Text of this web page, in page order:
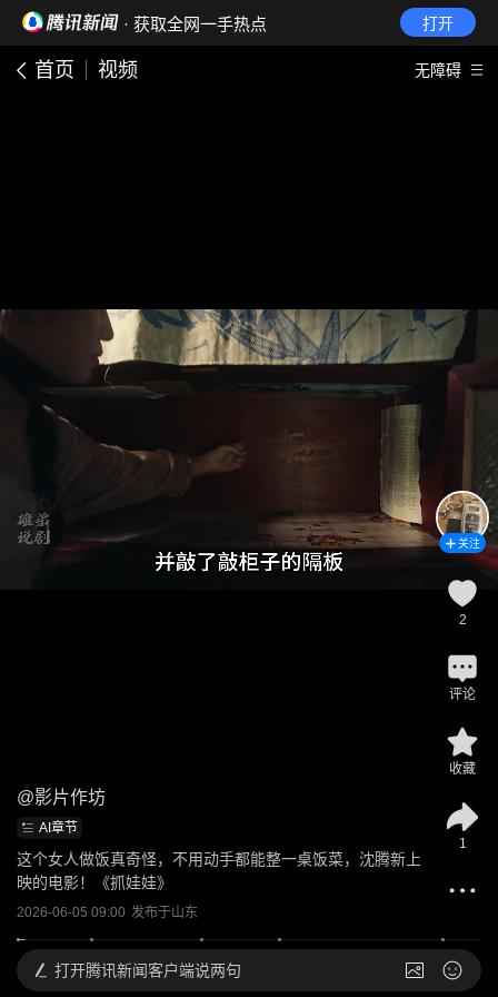
· 获取全网一手热点 打开
首页 视频 无障碍
@影片作坊
AI章节
这个女人做饭真奇怪，不用动手都能整一桌饭菜，沈腾新上
映的电影！《抓娃娃》
2026-06-05 09:00 发布于山东
关注
2
评论
收藏
1
打开腾讯新闻客户端说两句